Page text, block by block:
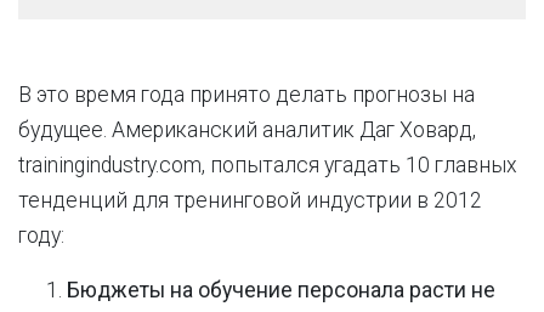
В это время года принято делать прогнозы на
будущее. Американский аналитик Даг Ховард,
trainingindustry.com, попытался угадать 10 главных
тенденций для тренинговой индустрии в 2012
году:
Бюджеты на обучение персонала расти не